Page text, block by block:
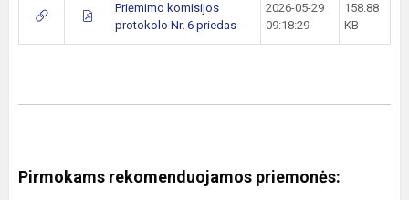
Priėmimo komisijos
protokolo Nr. 6 priedas
2026-05-29
09:18:29
158.88
KB
Pirmokams rekomenduojamos priemonės: